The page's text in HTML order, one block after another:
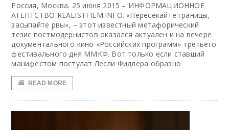
Россия, Москва. 25 июня 2015 – ИНФОРМАЦИОННОЕ
АГЕНТСТВО REALISTFILM.INFO. «Пересекайте границы,
засыпайте рвы», – этот известный метафорический
тезис постмодернистов оказался актуален и на вечере
документального кино «Российских программ» третьего
фестивального дня ММКФ. Вот только если ставший
манифестом постулат Лесли Фидлера образно
READ MORE